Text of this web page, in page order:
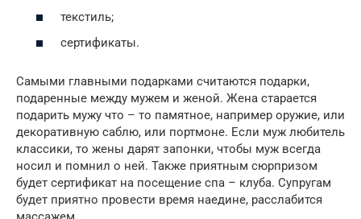
текстиль;
сертификаты.
Самыми главными подарками считаются подарки,
подаренные между мужем и женой. Жена старается
подарить мужу что – то памятное, например оружие, или
декоративную саблю, или портмоне. Если муж любитель
классики, то жены дарят запонки, чтобы муж всегда
носил и помнил о ней. Также приятным сюрпризом
будет сертификат на посещение спа – клуба. Супругам
будет приятно провести время наедине, расслабится